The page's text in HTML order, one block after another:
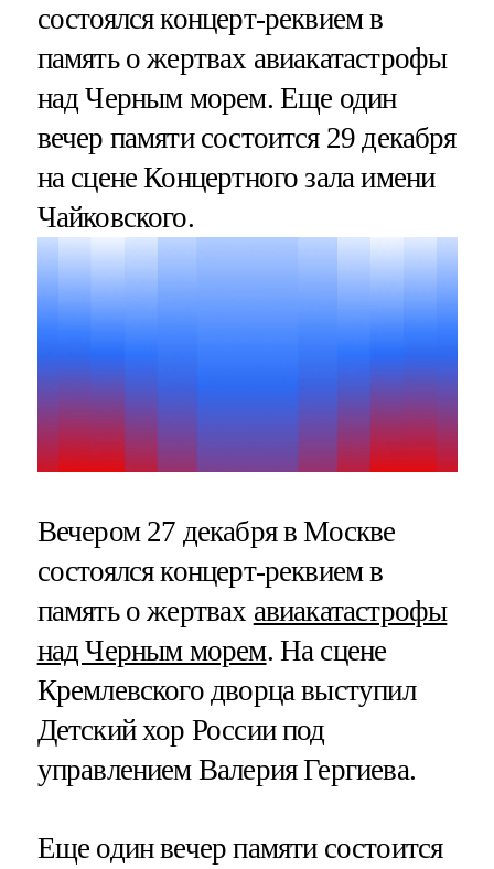
состоялся концерт-реквием в
память о жертвах авиакатастрофы
над Черным морем. Еще один
вечер памяти состоится 29 декабря
на сцене Концертного зала имени
Чайковского.
Вечером 27 декабря в Москве
состоялся концерт-реквием в
память о жертвах авиакатастрофы
над Черным морем. На сцене
Кремлевского дворца выступил
Детский хор России под
управлением Валерия Гергиева.
Еще один вечер памяти состоится